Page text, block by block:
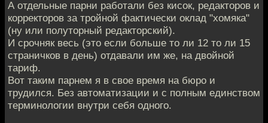
А отдельные парни работали без кисок, редакторов и
корректоров за тройной фактически оклад "хомяка"
(ну или полуторный редакторский).
И срочняк весь (это если больше то ли 12 то ли 15
страничков в день) отдавали им же, на двойной
тариф.
Вот таким парнем я в свое время на бюро и
трудился. Без автоматизации и с полным единством
терминологии внутри себя одного.